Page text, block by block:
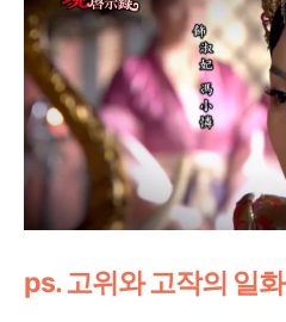
ps. 고위와 고작의 일화